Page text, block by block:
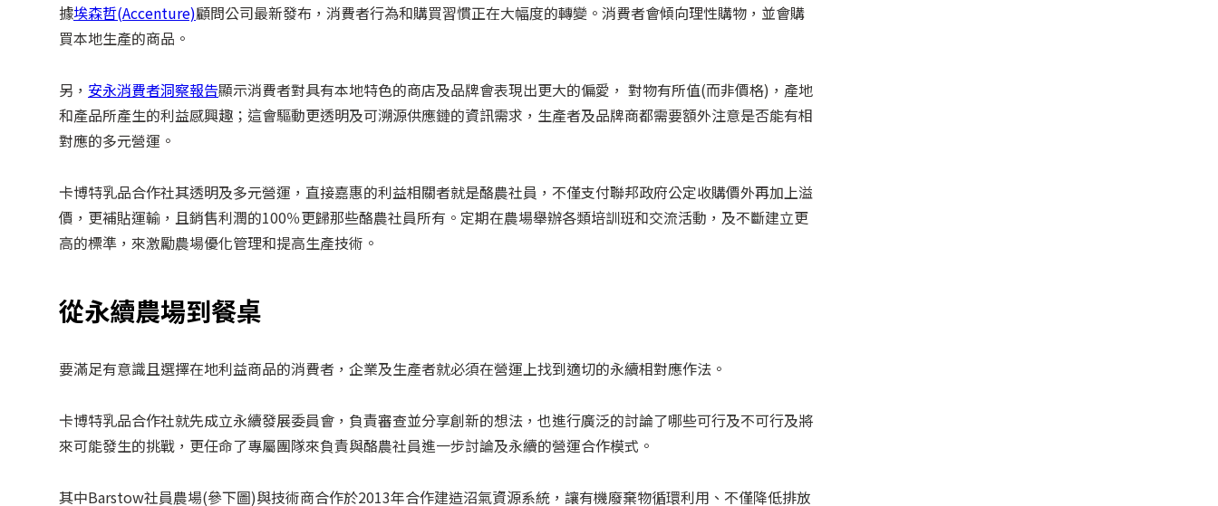
據埃森哲(Accenture)顧問公司最新發布，消費者行為和購買習慣正在大幅度的轉變。消費者會傾向理性購物，並會購
買本地生產的商品。
另， 安永消費者洞察報告顯示消費者對具有本地特色的商店及品牌會表現出更大的偏愛， 對物有所值(而非價格)，產地
和產品所產生的利益感興趣；這會驅動更透明及可溯源供應鏈的資訊需求，生產者及品牌商都需要額外注意是否能有相
對應的多元營運。
卡博特乳品合作社其透明及多元營運，直接嘉惠的利益相關者就是酪農社員，不僅支付聯邦政府公定收購價外再加上溢
價，更補貼運輸，且銷售利潤的100％更歸那些酪農社員所有。定期在農場舉辦各類培訓班和交流活動，及不斷建立更
高的標準，來激勵農場優化管理和提高生產技術。
從永續農場到餐桌
要滿足有意識且選擇在地利益商品的消費者，企業及生產者就必須在營運上找到適切的永續相對應作法。
卡博特乳品合作社就先成立永續發展委員會，負責審查並分享創新的想法，也進行廣泛的討論了哪些可行及不可行及將
來可能發生的挑戰，更任命了專屬團隊來負責與酪農社員進一步討論及永續的營運合作模式。
其中Barstow社員農場(參下圖)與技術商合作於2013年合作建造沼氣資源系統，讓有機廢棄物循環利用、不僅降低排放